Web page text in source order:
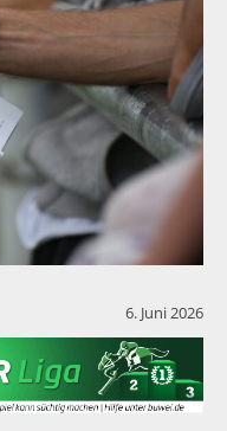
6. Juni 2026